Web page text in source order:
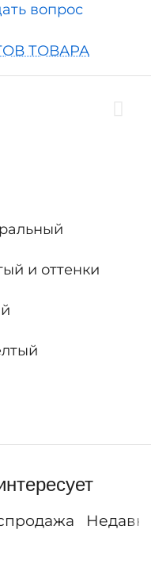
вопрос
ТОВАРА
и оттенки